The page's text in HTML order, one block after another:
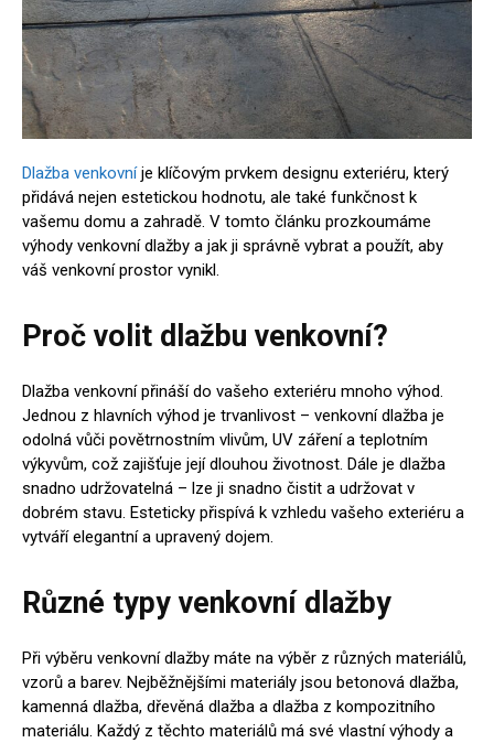
Dlažba venkovníje klíčovým prvkem designu exteriéru, který
přidává nejen estetickou hodnotu, ale také funkčnost k
vašemu domu a zahradě. V tomto článku prozkoumáme
výhody venkovní dlažby a jak ji správně vybrat a použít, aby
váš venkovní prostor vynikl.
Proč volit dlažbu venkovní?
Dlažba venkovní přináší do vašeho exteriéru mnoho výhod.
Jednou z hlavních výhod je trvanlivost – venkovní dlažba je
odolná vůči povětrnostním vlivům, UV záření a teplotním
výkyvům, což zajišťuje její dlouhou životnost. Dále je dlažba
snadno udržovatelná – lze ji snadno čistit a udržovat v
dobrém stavu. Esteticky přispívá k vzhledu vašeho exteriéru a
vytváří elegantní a upravený dojem.
Různé typy venkovní dlažby
Při výběru venkovní dlažby máte na výběr z různých materiálů,
vzorů a barev. Nejběžnějšími materiály jsou betonová dlažba,
kamenná dlažba, dřevěná dlažba a dlažba z kompozitního
materiálu. Každý z těchto materiálů má své vlastní výhody a